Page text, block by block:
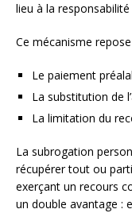
lieu à la responsabilité
Ce mécanisme
Le paiement
La substitution de
La limitation du
La subrogation
récupérer tout ou
exerçant un recours
un double avantage :